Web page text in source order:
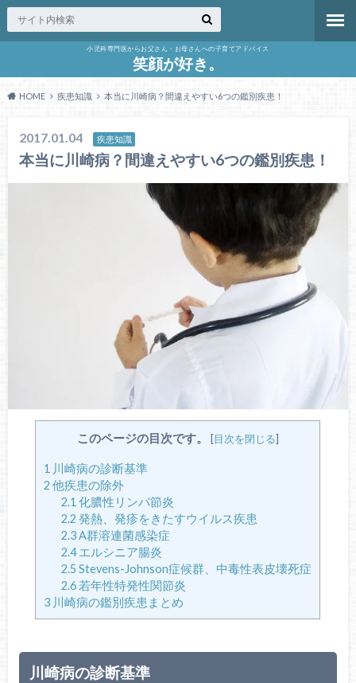
小児科専門医からお父さん・お母さんへの子育てアドバイス
笑顔が好き。
HOME 疾患知識 本当に川崎病？間違えやすい6つの鑑別疾患！
2017.01.04 疾患知識
本当に川崎病？間違えやすい6つの鑑別疾患！
このページの目次です。 [目次を閉じる]
1 川崎病の診断基準
2 他疾患の除外
2.1 化膿性リンパ節炎
2.2 発熱、発疹をきたすウイルス疾患
2.3A群溶連菌感染症
2.4エルシニア腸炎
2.5 Stevens-Johnson症候群、中毒性表皮壊死症
2.6 若年性特発性関節炎
3 川崎病の鑑別疾患まとめ
川崎病の診断基準